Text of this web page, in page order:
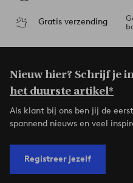
Gratis verzending
Nieuw hier? Schrijf je
het duurste artikel*
Als klant bij ons ben jij de
spannend nieuws en veel
Registreer jezelf